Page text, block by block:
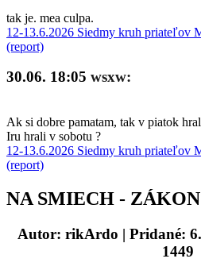
tak je. mea culpa.
12-13.6.2026 Siedmy kruh priateľov
(report)
30.06. 18:05 wsxw:
Ak si dobre pamatam, tak v piatok
Iru hrali v sobotu ?
12-13.6.2026 Siedmy kruh priateľov
(report)
NA SMIECH -
Autor: rikArdo | Pridané:
1449